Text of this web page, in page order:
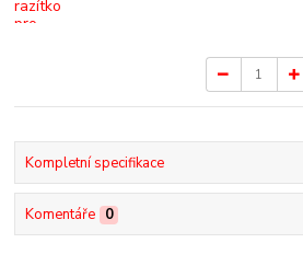
Kompletní specifikace
Komentáře 0